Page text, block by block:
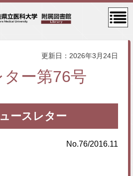
コン
テン
ニュ
更新日：2026年3月24日
ー第76号
ースレター
No.76/2016.11